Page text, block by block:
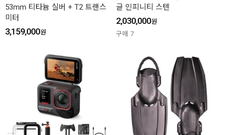
53mm 티타늄 실버 + T2 트랜스
미터
3,159,000원
글 인피니티 스텐
2,030,000원
구매 7